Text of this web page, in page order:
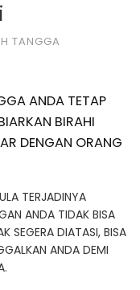
TANGGA
ANDA TETAP
BIRAHI
DENGAN ORANG
TERJADINYA
ANDA TIDAK BISA
SEGERA DIATASI, BISA
ANDA DEMI